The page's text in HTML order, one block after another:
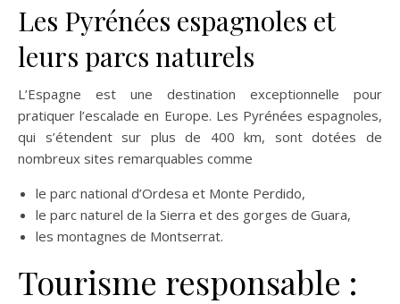
Les Pyrénées espagnoles et
leurs parcs naturels
L’Espagne est une destination exceptionnelle pour
pratiquer l’escalade en Europe. Les Pyrénées espagnoles,
qui s’étendent sur plus de 400 km, sont dotées de
nombreux sites remarquables comme
le parc national d’Ordesa et Monte Perdido,
le parc naturel de la Sierra et des gorges de Guara,
les montagnes de Montserrat.
Tourisme responsable :